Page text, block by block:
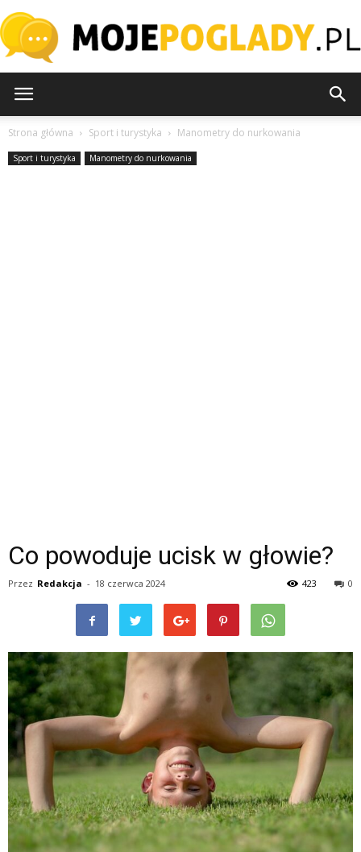
Strona główna Sport i turystyka Manometry do nurkowania
Sport i turystyka Manometry do nurkowania
Co powoduje ucisk w głowie?
Przez Redakcja - 18 czerwca 2024 0
423